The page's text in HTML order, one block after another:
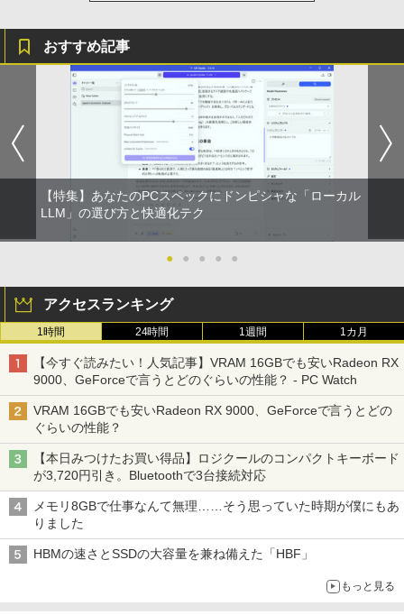
おすすめ記事
【特集】あなたのPCスペックにドンピシャな「ローカル
LLM」の選び方と快適化テク
● ● ● ● ●
アクセスランキング
1時間 24時間 1週間 1カ月
【今すぐ読みたい！人気記事】VRAM 16GBでも安いRadeon RX
9000、GeForceで言うとどのぐらいの性能？ - PC Watch
VRAM 16GBでも安いRadeon RX 9000、GeForceで言うとどの
ぐらいの性能？
【本日みつけたお買い得品】ロジクールのコンパクトキーボード
が3,720円引き。Bluetoothで3台接続対応
メモリ8GBで仕事なんて無理……そう思っていた時期が僕にもあ
りました
HBMの速さとSSDの大容量を兼ね備えた「HBF」
もっと見る